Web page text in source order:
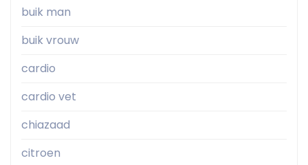
buik man
buik vrouw
cardio
cardio vet
chiazaad
citroen